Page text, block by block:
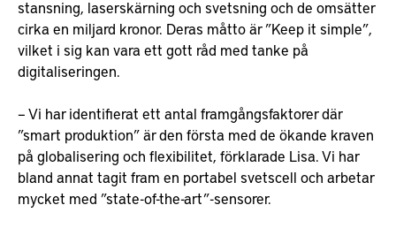
stansning, laserskärning och svetsning och de omsätter
cirka en miljard kronor. Deras måtto är ”Keep it simple”,
vilket i sig kan vara ett gott råd med tanke på
digitaliseringen.
– Vi har identifierat ett antal framgångsfaktorer där
”smart produktion” är den första med de ökande kraven
på globalisering och flexibilitet, förklarade Lisa. Vi har
bland annat tagit fram en portabel svetscell och arbetar
mycket med ”state-of-the-art”-sensorer.